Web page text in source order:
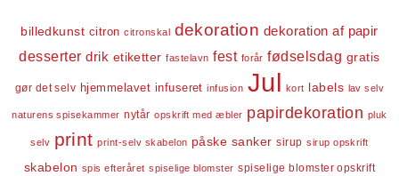
billedkunst citron citronskal dekoration dekoration af papir
desserter drik etiketter fastelavn fest forår fødselsdag gratis
gør det selv hjemmelavet infuseret infusion Jul kort labels lav selv
naturens spisekammer nytår opskrift med æbler papirdekoration pluk
selv print print-selv skabelon påske sanker sirup sirup opskrift
skabelon spis efteråret spiselige blomster spiselige blomster opskrift